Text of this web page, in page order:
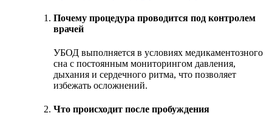
Почему процедура проводится под контролем
врачей
УБОД выполняется в условиях медикаментозного
сна с постоянным мониторингом давления,
дыхания и сердечного ритма, что позволяет
избежать осложнений.
Что происходит после пробуждения